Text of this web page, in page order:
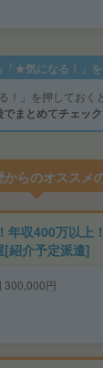
「★気になる！」を
！」を押しておく
でまとめてチェック
らのオススメ
年収400万以上
[紹介予定派遣]
円